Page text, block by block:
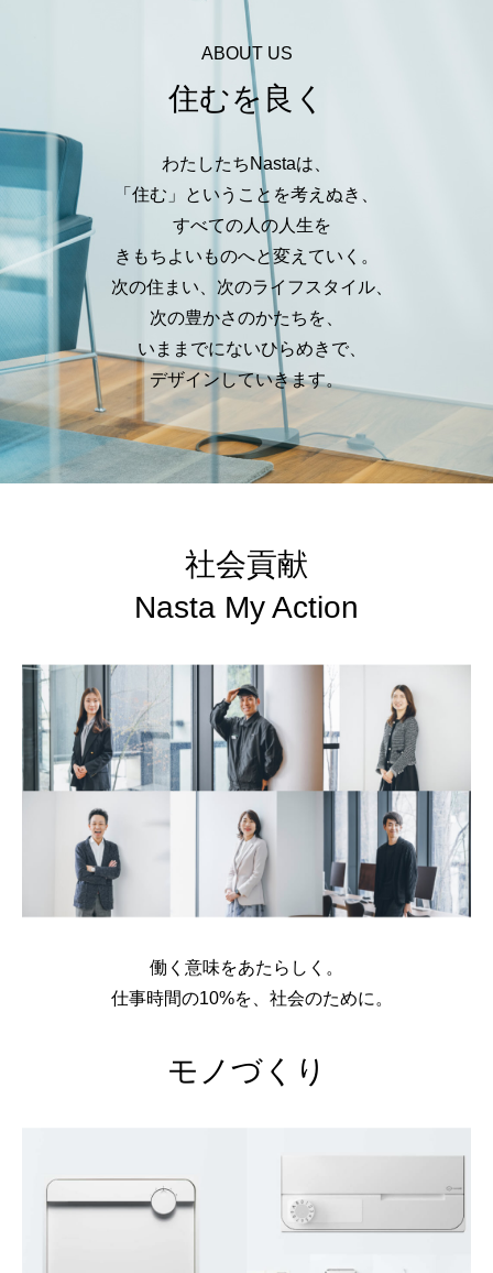
ABOUT US
住むを良く
わたしたちNastaは、
「住む」ということを考えぬき、
すべての人の人生を
きもちよいものへと変えていく。
次の住まい、次のライフスタイル、
次の豊かさのかたちを、
いままでにないひらめきで、
デザインしていきます。
社会貢献
Nasta My Action
働く意味をあたらしく。
仕事時間の10%を、社会のために。
モノづくり